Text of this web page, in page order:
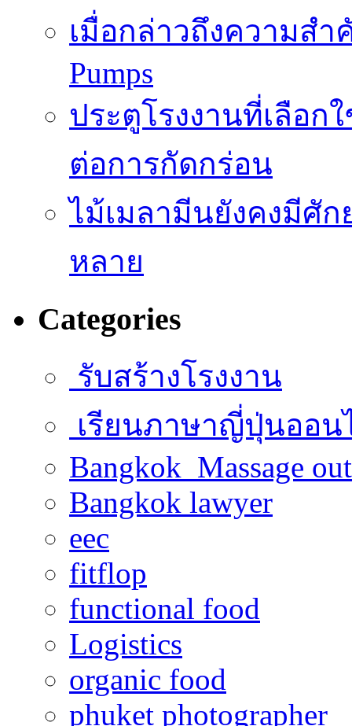
เมื่อกล่าวถึงความสำ
Pumps
ประตูโรงงานที่เลือ
ต่อการกัดกร่อน
ไม้เมลามีนยังคงมีศั
หลาย
Categories
รับสร้างโรงงาน
เรียนภาษาญี่ปุ่นออน
Bangkok Massage
Bangkok lawyer
eec
fitflop
functional food
Logistics
organic food
phuket photographer